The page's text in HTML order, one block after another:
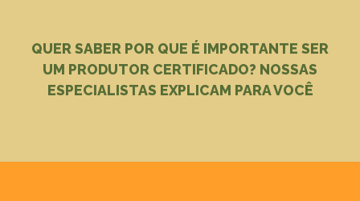
QUER SABER POR QUE É IMPORTANTE SER
UM PRODUTOR CERTIFICADO? NOSSAS
ESPECIALISTAS EXPLICAM PARA VOCÊ